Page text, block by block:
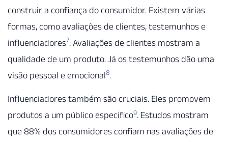
construir a confiança do consumidor. Existem várias
formas, como avaliações de clientes, testemunhos e
influenciadores7. Avaliações de clientes mostram a
qualidade de um produto. Já os testemunhos dão uma
visão pessoal e emocional8.
Influenciadores também são cruciais. Eles promovem
produtos a um público específico9. Estudos mostram
que 88% dos consumidores confiam nas avaliações de